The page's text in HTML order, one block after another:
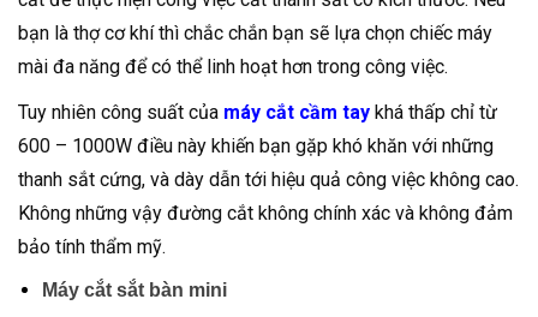
bạn là thợ cơ khí thì chắc chắn bạn sẽ lựa chọn chiếc máy
mài đa năng để có thể linh hoạt hơn trong công việc.
Tuy nhiên công suất của máy cắt cầm tay khá thấp chỉ từ
600 – 1000W điều này khiến bạn gặp khó khăn với những
thanh sắt cứng, và dày dẫn tới hiệu quả công việc không cao.
Không những vậy đường cắt không chính xác và không đảm
bảo tính thẩm mỹ.
Máy cắt sắt bàn mini